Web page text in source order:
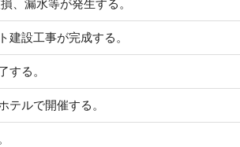
、漏水等が発生する。
設工事が完成する。
する。
ルで開催する。